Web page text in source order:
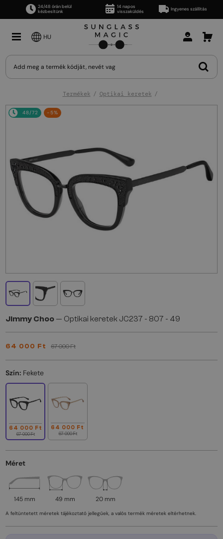
24/48 órán belül
kézbesítünk
14 napos
visszaküldés
Ingyenes szállítás
HU
Termékek Optikai keretek
48/72 -5%
Jimmy Choo — Optikai keretek JC237 - 807 - 49
64 000 Ft 67 000 Ft
Szín: Fekete
64 000 Ft
67 000 Ft
64 000 Ft
67 000 Ft
Méret
145 mm 49 mm 20 mm
A feltüntetett méretek tájékoztató jellegűek, a valós termék méretek eltérhetnek.